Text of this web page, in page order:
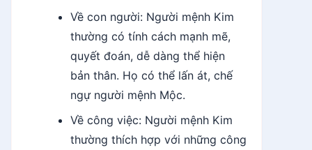
Về con người: Người mệnh Kim
thường có tính cách mạnh mẽ,
quyết đoán, dễ dàng thể hiện
bản thân. Họ có thể lấn át, chế
ngự người mệnh Mộc.
Về công việc: Người mệnh Kim
thường thích hợp với những công